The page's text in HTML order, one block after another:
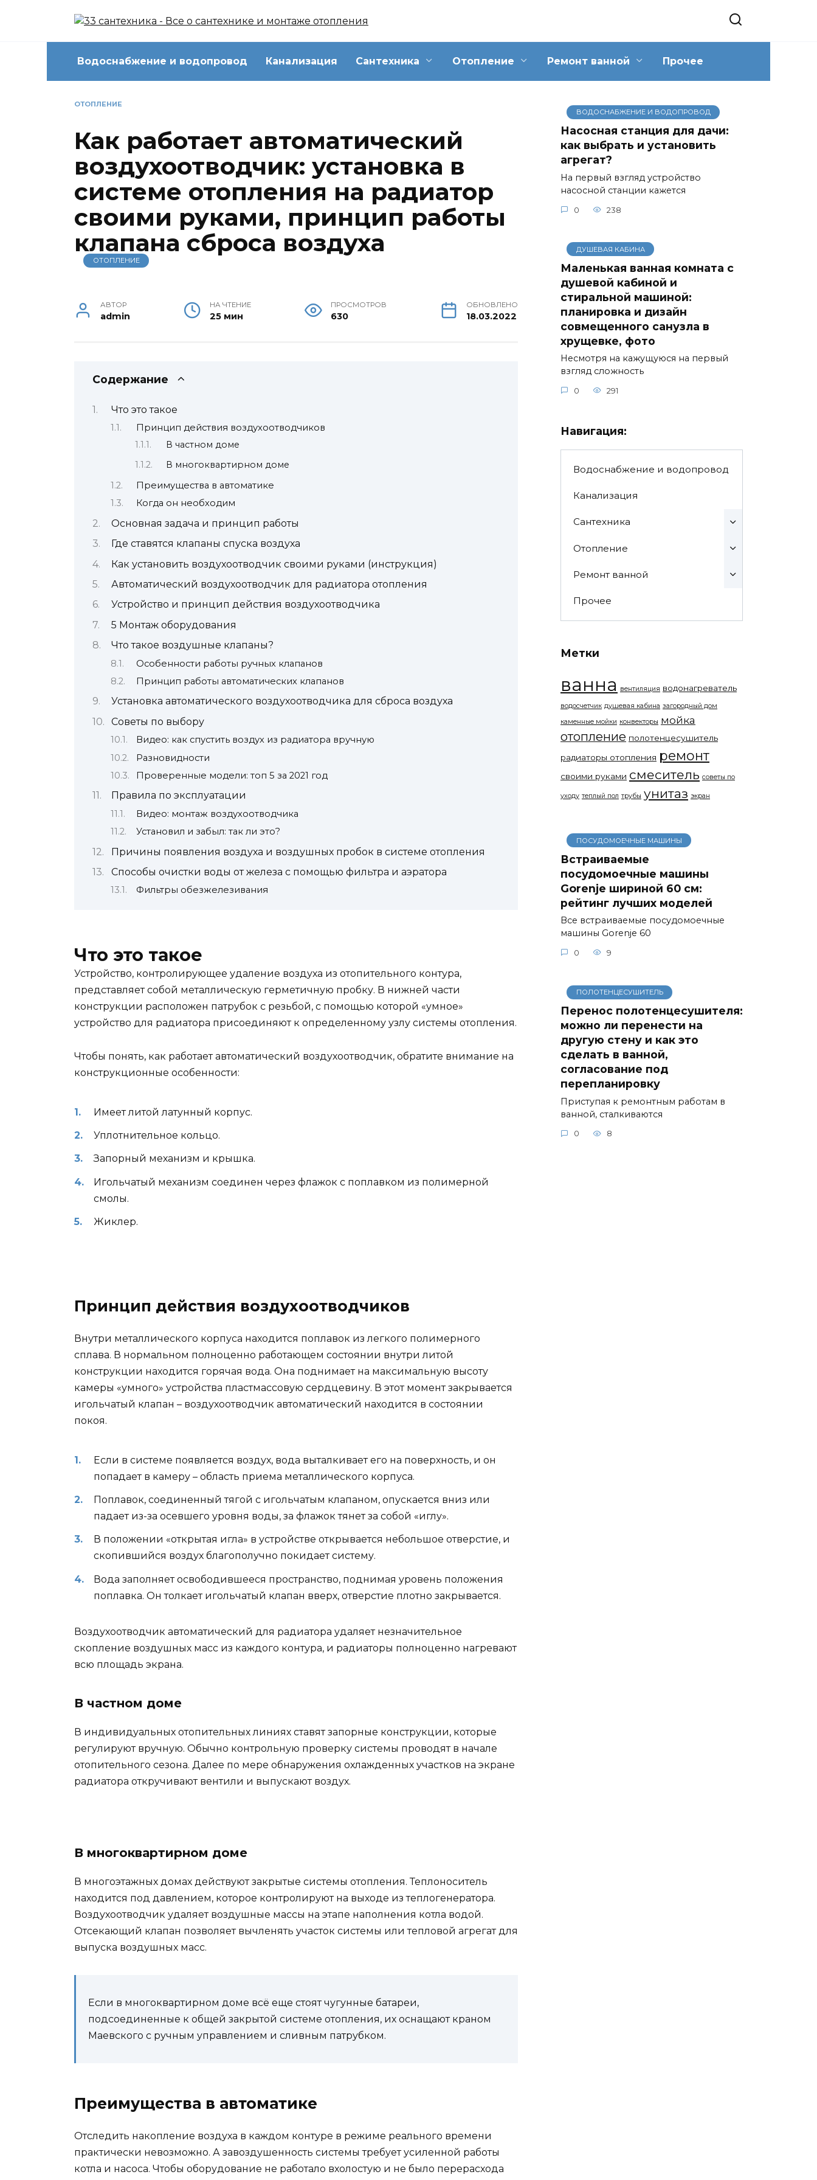
Водоснабжение и водопровод Канализация Сантехника Отопление Ремонт ванной Прочее
ОТОПЛЕНИЕ
Как работает автоматический
воздухоотводчик: установка в
системе отопления на радиатор
своими руками, принцип работы
клапана сброса воздуха
ОТОПЛЕНИЕ
АВТОР
admin
НА ЧТЕНИЕ
25 мин
ПРОСМОТРОВ
630
ОБНОВЛЕНО
18.03.2022
Содержание
Что это такое
Принцип действия воздухоотводчиков
В частном доме
В многоквартирном доме
Преимущества в автоматике
Когда он необходим
Основная задача и принцип работы
Где ставятся клапаны спуска воздуха
Как установить воздухоотводчик своими руками (инструкция)
Автоматический воздухоотводчик для радиатора отопления
Устройство и принцип действия воздухоотводчика
5 Монтаж оборудования
Что такое воздушные клапаны?
Особенности работы ручных клапанов
Принцип работы автоматических клапанов
Установка автоматического воздухоотводчика для сброса воздуха
Советы по выбору
Видео: как спустить воздух из радиатора вручную
Разновидности
Проверенные модели: топ 5 за 2021 год
Правила по эксплуатации
Видео: монтаж воздухоотводчика
Установил и забыл: так ли это?
Причины появления воздуха и воздушных пробок в системе отопления
Способы очистки воды от железа с помощью фильтра и аэратора
Фильтры обезжелезивания
Что это такое
Устройство, контролирующее удаление воздуха из отопительного контура,
представляет собой металлическую герметичную пробку. В нижней части
конструкции расположен патрубок с резьбой, с помощью которой «умное»
устройство для радиатора присоединяют к определенному узлу системы отопления.
Чтобы понять, как работает автоматический воздухоотводчик, обратите внимание на
конструкционные особенности:
Имеет литой латунный корпус.
Уплотнительное кольцо.
Запорный механизм и крышка.
Игольчатый механизм соединен через флажок с поплавком из полимерной
смолы.
Жиклер.
Принцип действия воздухоотводчиков
Внутри металлического корпуса находится поплавок из легкого полимерного
сплава. В нормальном полноценно работающем состоянии внутри литой
конструкции находится горячая вода. Она поднимает на максимальную высоту
камеры «умного» устройства пластмассовую сердцевину. В этот момент закрывается
игольчатый клапан – воздухоотводчик автоматический находится в состоянии
покоя.
Если в системе появляется воздух, вода выталкивает его на поверхность, и он
попадает в камеру – область приема металлического корпуса.
Поплавок, соединенный тягой с игольчатым клапаном, опускается вниз или
падает из-за осевшего уровня воды, за флажок тянет за собой «иглу».
В положении «открытая игла» в устройстве открывается небольшое отверстие, и
скопившийся воздух благополучно покидает систему.
Вода заполняет освободившееся пространство, поднимая уровень положения
поплавка. Он толкает игольчатый клапан вверх, отверстие плотно закрывается.
Воздухоотводчик автоматический для радиатора удаляет незначительное
скопление воздушных масс из каждого контура, и радиаторы полноценно нагревают
всю площадь экрана.
В частном доме
В индивидуальных отопительных линиях ставят запорные конструкции, которые
регулируют вручную. Обычно контрольную проверку системы проводят в начале
отопительного сезона. Далее по мере обнаружения охлажденных участков на экране
радиатора откручивают вентили и выпускают воздух.
В многоквартирном доме
В многоэтажных домах действуют закрытые системы отопления. Теплоноситель
находится под давлением, которое контролируют на выходе из теплогенератора.
Воздухоотводчик удаляет воздушные массы на этапе наполнения котла водой.
Отсекающий клапан позволяет вычленять участок системы или тепловой агрегат для
выпуска воздушных масс.
Если в многоквартирном доме всё еще стоят чугунные батареи,
подсоединенные к общей закрытой системе отопления, их оснащают краном
Маевского с ручным управлением и сливным патрубком.
Преимущества в автоматике
Отследить накопление воздуха в каждом контуре в режиме реального времени
практически невозможно. А завоздушенность системы требует усиленной работы
котла и насоса. Чтобы оборудование не работало вхолостую и не было перерасхода
ВОДОСНАБЖЕНИЕ И ВОДОПРОВОД
Насосная станция для дачи:
как выбрать и установить
агрегат?
На первый взгляд устройство
насосной станции кажется
0 238
ДУШЕВАЯ КАБИНА
Маленькая ванная комната с
душевой кабиной и
стиральной машиной:
планировка и дизайн
совмещенного санузла в
хрущевке, фото
Несмотря на кажущуюся на первый
взгляд сложность
0 291
Навигация:
Водоснабжение и водопровод
Канализация
Сантехника
Отопление
Ремонт ванной
Прочее
Метки
ванна вентиляция водонагреватель
водосчетчик душевая кабина загородный дом
каменные мойки конвекторы мойка
отопление полотенцесушитель
радиаторы отопления ремонт
своими руками смеситель советы по
уходу теплый пол трубы унитаз экран
ПОСУДОМОЕЧНЫЕ МАШИНЫ
Встраиваемые
посудомоечные машины
Gorenje шириной 60 см:
рейтинг лучших моделей
Все встраиваемые посудомоечные
машины Gorenje 60
0 9
ПОЛОТЕНЦЕСУШИТЕЛЬ
Перенос полотенцесушителя:
можно ли перенести на
другую стену и как это
сделать в ванной,
согласование под
перепланировку
Приступая к ремонтным работам в
ванной, сталкиваются
0 8